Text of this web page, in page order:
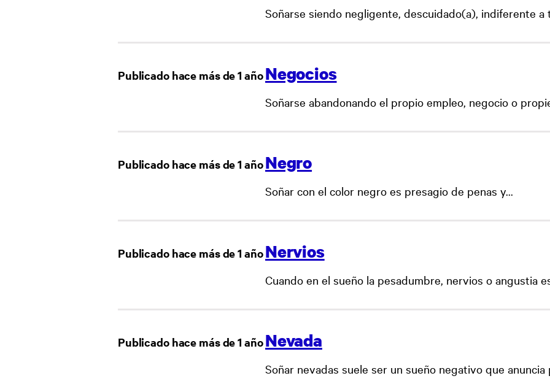
Soñarse siendo negligente, descuidado(a), indiferente a
Publicado hace más de 1 añoNegocios
Soñarse abandonando el propio empleo, negocio o
Publicado hace más de 1 añoNegro
Soñar con el color negro es presagio de penas y...
Publicado hace más de 1 añoNervios
Cuando en el sueño la pesadumbre, nervios o angustia
Publicado hace más de 1 añoNevada
Soñar nevadas suele ser un sueño negativo que anuncia